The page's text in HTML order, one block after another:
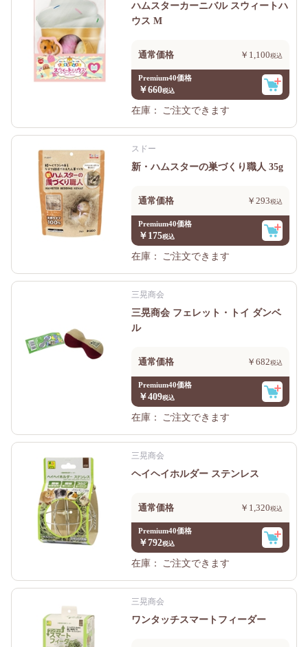
ハムスターカーニバル スウィートハ
ウス M
通常価格 ￥1,100
Premium40価格
￥660
在庫：
ご注文できます
スドー
新・ハムスターの巣づくり職人 35g
通常価格 ￥293
Premium40価格
￥175
在庫：
ご注文できます
三晃商会
三晃商会 フェレット・トイ ダンベ
ル
通常価格 ￥682
Premium40価格
￥409
在庫：
ご注文できます
三晃商会
ヘイヘイホルダー ステンレス
通常価格 ￥1,320
Premium40価格
￥792
在庫：
ご注文できます
三晃商会
ワンタッチスマートフィーダー